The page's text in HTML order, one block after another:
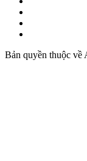
Bản quyền thuộc về